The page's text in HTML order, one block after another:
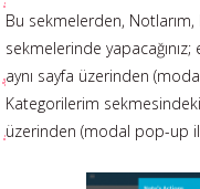
Bu sekmelerden,
sekmelerinde
aynı sayfa üzerinden
Kategorilerim
üzerinden (modal pop-up